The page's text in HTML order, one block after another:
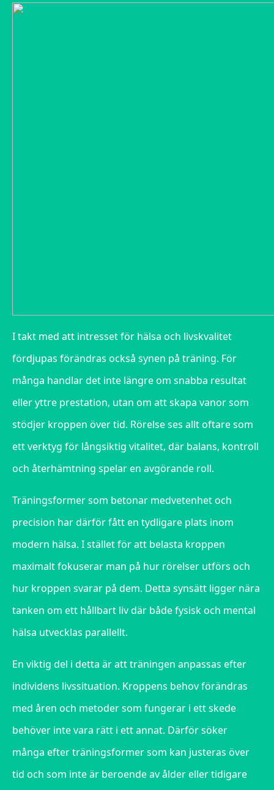
I takt med att intresset för hälsa och livskvalitet
fördjupas förändras också synen på träning. För
många handlar det inte längre om snabba resultat
eller yttre prestation, utan om att skapa vanor som
stödjer kroppen över tid. Rörelse ses allt oftare som
ett verktyg för långsiktig vitalitet, där balans, kontroll
och återhämtning spelar en avgörande roll.
Träningsformer som betonar medvetenhet och
precision har därför fått en tydligare plats inom
modern hälsa. I stället för att belasta kroppen
maximalt fokuserar man på hur rörelser utförs och
hur kroppen svarar på dem. Detta synsätt ligger nära
tanken om ett hållbart liv där både fysisk och mental
hälsa utvecklas parallellt.
En viktig del i detta är att träningen anpassas efter
individens livssituation. Kroppens behov förändras
med åren och metoder som fungerar i ett skede
behöver inte vara rätt i ett annat. Därför söker
många efter träningsformer som kan justeras över
tid och som inte är beroende av ålder eller tidigare